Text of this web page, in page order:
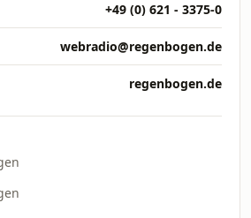
+49 (0) 621 - 3375-0
webradio@regenbogen.de
regenbogen.de